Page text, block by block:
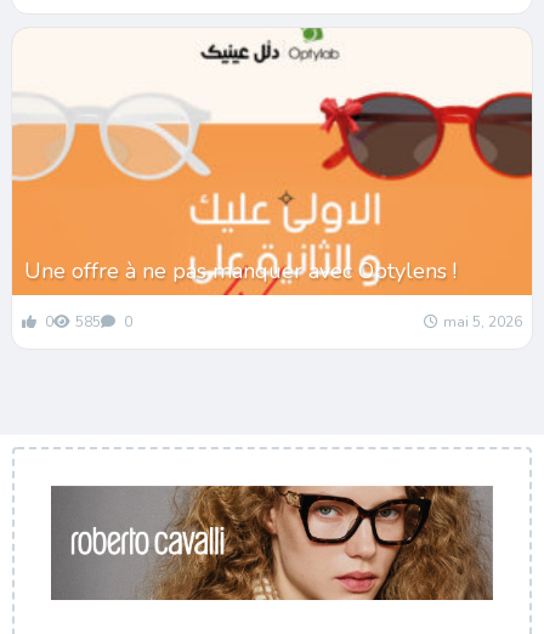
Une offre à ne pas manquer avec Optylens !
0 585 0 mai 5, 2026